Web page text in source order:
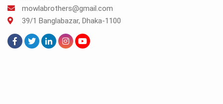
mowlabrothers@gmail.com
39/1 Banglabazar, Dhaka-1100